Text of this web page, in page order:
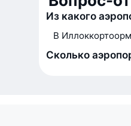
Из какого
В
Сколько